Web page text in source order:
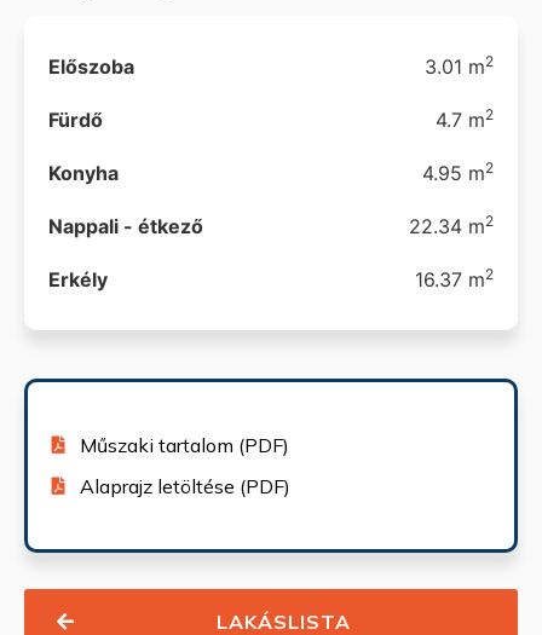
Előszoba 3.01 m2
Fürdő 4.7 m2
Konyha 4.95 m2
Nappali - étkező 22.34 m2
Erkély 16.37 m2
Műszaki tartalom (PDF)
Alaprajz letöltése (PDF)
LAKÁSLISTA